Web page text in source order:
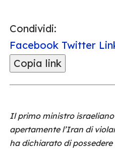
Condividi:
Facebook Twitter
Copia link
Il primo ministro
apertamente l’Iran di
ha dichiarato di